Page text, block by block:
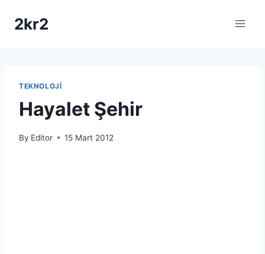
2kr2
TEKNOLOJI
Hayalet Şehir
By Editor 15 Mart 2012